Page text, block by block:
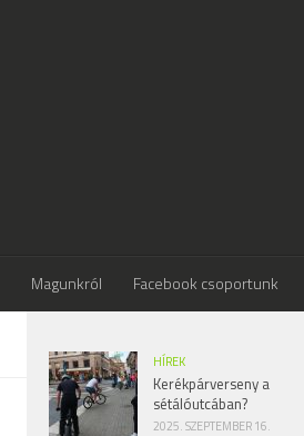
Magunkról Facebook csoportunk
HÍREK
Kerékpárverseny a
sétálóutcában?
2025. SZEPTEMBER 16.